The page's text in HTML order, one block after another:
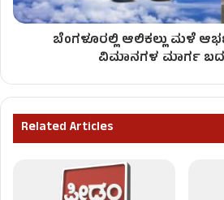
ಬೆಂಗಳೂರಲ್ಲಿ ಆಲಿಕಲ್ಲು ಮಳೆ
ವಿಮಾನಗಳ ಮಾರ್ಗ
Related Articles